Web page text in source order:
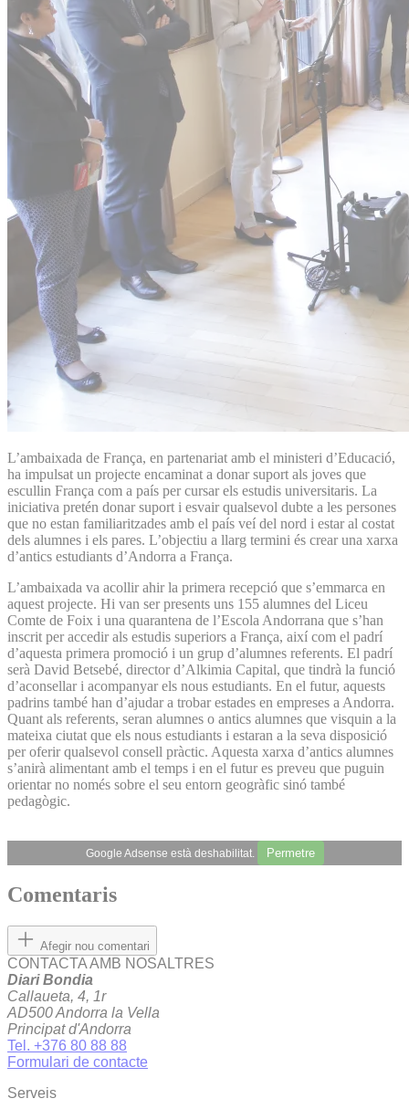
L’ambaixada de França, en partenariat amb el ministeri d’Educació,
ha impulsat un projecte encaminat a donar suport als joves que
escullin França com a país per cursar els estudis universitaris. La
iniciativa pretén donar suport i esvair qualsevol dubte a les persones
que no estan familiaritzades amb el país veí del nord i estar al costat
dels alumnes i els pares. L’objectiu a llarg termini és crear una xarxa
d’antics estudiants d’Andorra a França.
L’ambaixada va acollir ahir la primera recepció que s’emmarca en
aquest projecte. Hi van ser presents uns 155 alumnes del Liceu
Comte de Foix i una quarantena de l’Escola Andorrana que s’han
inscrit per accedir als estudis superiors a França, així com el padrí
d’aquesta primera promoció i un grup d’alumnes referents. El padrí
serà David Betsebé, director d’Alkimia Capital, que tindrà la funció
d’aconsellar i acompanyar els nous estudiants. En el futur, aquests
padrins també han d’ajudar a trobar estades en empreses a Andorra.
Quant als referents, seran alumnes o antics alumnes que visquin a la
mateixa ciutat que els nous estudiants i estaran a la seva disposició
per oferir qualsevol consell pràctic. Aquesta xarxa d’antics alumnes
s’anirà alimentant amb el temps i en el futur es preveu que puguin
orientar no només sobre el seu entorn geogràfic sinó també
pedagògic.
Google Adsense està deshabilitat. Permetre
Comentaris
Afegir nou comentari
CONTACTA AMB NOSALTRES
Diari Bondia
Callaueta, 4, 1r
AD500 Andorra la Vella
Principat d'Andorra
Tel. +376 80 88 88
Formulari de contacte
Serveis